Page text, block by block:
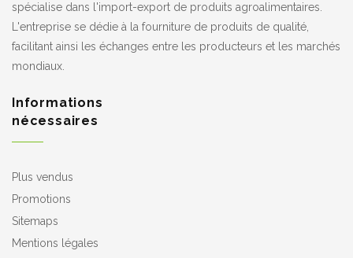
spécialise dans l'import-export de produits agroalimentaires.
L'entreprise se dédie à la fourniture de produits de qualité,
facilitant ainsi les échanges entre les producteurs et les marchés
mondiaux.
Informations
nécessaires
Plus vendus
Promotions
Sitemaps
Mentions légales